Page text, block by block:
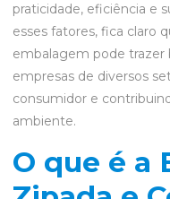
praticidade, eficiência e
esses fatores, fica claro
embalagem pode trazer
empresas de diversos
consumidor e
ambiente.
O que é a